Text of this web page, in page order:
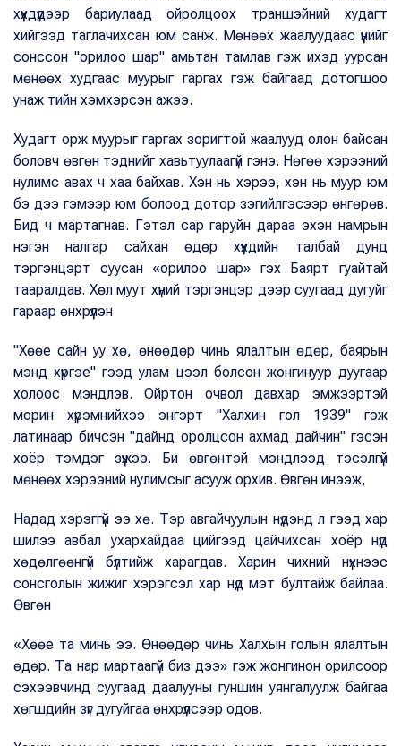
хүүхдүүдээр бариулаад ойролцоох траншэйний худагт
хийгээд таглачихсан юм санж. Мөнөөх жаалуудаас үүнийг
сонссон "орилоо шар" амьтан тамлав гэж ихэд уурсан
мөнөөх худгаас муурыг гаргах гэж байгаад дотогшоо
унаж тийн хэмхэрсэн ажээ.
Худагт орж муурыг гаргах зоригтой жаалууд олон байсан
боловч өвгөн тэднийг хавьтуулаагүй гэнэ. Нөгөө хэрээний
нулимс авах ч хаа байхав. Хэн нь хэрээ, хэн нь муур юм
бэ дээ гэмээр юм болоод дотор зэгийлгэсээр өнгөрөв.
Бид ч мартагнав. Гэтэл сар гаруйн дараа эхэн намрын
нэгэн налгар сайхан өдөр хүүхдийн талбай дунд
тэргэнцэрт суусан «орилоо шар» гэх Баярт гуайтай
тааралдав. Хөл муут хүний тэргэнцэр дээр суугаад дугуйг
гараар өнхрүүлэн
"Хөөе сайн уу хө, өнөөдөр чинь ялалтын өдөр, баярын
мэнд хүргэе" гээд улам цээл болсон жонгинуур дуугаар
холоос мэндлэв. Ойртон очвол давхар эмжээртэй
морин хүрэмнийхээ энгэрт "Халхин гол 1939" гэж
латинаар бичсэн "дайнд оролцсон ахмад дайчин" гэсэн
хоёр тэмдэг зүүжээ. Би өвгөнтэй мэндлээд тэсэлгүй
мөнөөх хэрээний нулимсыг асууж орхив. Өвгөн инээж,
Надад хэрэггүй ээ хө. Тэр авгайчуулын нүдэнд л гээд хар
шилээ авбал ухархайдаа цийгээд цайчихсан хоёр нүд
хөдөлгөөнгүй бүлтийж харагдав. Харин чихний нүхнээс
сонсголын жижиг хэрэгсэл хар нүд мэт бултайж байлаа.
Өвгөн
«Хөөе та минь ээ. Өнөөдөр чинь Халхын голын ялалтын
өдөр. Та нар мартаагүй биз дээ» гэж жонгинон орилсоор
сэхээвчинд суугаад даалууны гуншин уянгалуулж байгаа
хөгшдийн зүг дугуйгаа өнхрүүлсээр одов.